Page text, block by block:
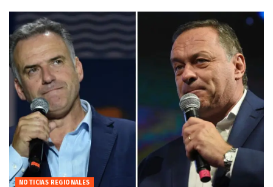
NOTICIAS REGIONALES